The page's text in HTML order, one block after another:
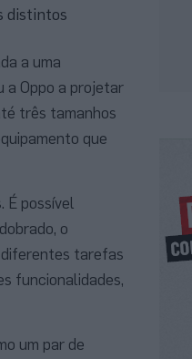
distintos
a uma
a Oppo a projetar
três tamanhos
que
É possível
o
diferentes tarefas
funcionalidades,
um par de